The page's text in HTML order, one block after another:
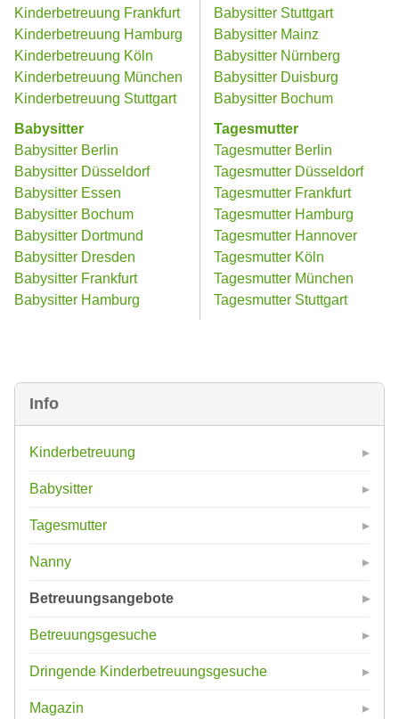
Info
Kinderbetreuung
Babysitter
Tagesmutter
Nanny
Betreuungsangebote
Betreuungsgesuche
Dringende Kinderbetreuungsgesuche
Magazin
Kinderbetreuung Frankfurt
Kinderbetreuung Hamburg
Kinderbetreuung Köln
Kinderbetreuung München
Kinderbetreuung Stuttgart
Babysitter
Babysitter Berlin
Babysitter Düsseldorf
Babysitter Essen
Babysitter Bochum
Babysitter Dortmund
Babysitter Dresden
Babysitter Frankfurt
Babysitter Hamburg
Babysitter Stuttgart
Babysitter Mainz
Babysitter Nürnberg
Babysitter Duisburg
Babysitter Bochum
Tagesmutter
Tagesmutter Berlin
Tagesmutter Düsseldorf
Tagesmutter Frankfurt
Tagesmutter Hamburg
Tagesmutter Hannover
Tagesmutter Köln
Tagesmutter München
Tagesmutter Stuttgart